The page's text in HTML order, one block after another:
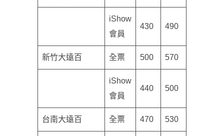
iShow
會員
430 490
新竹大遠百 全票 500 570
iShow
會員
440 500
台南大遠百 全票 470 530